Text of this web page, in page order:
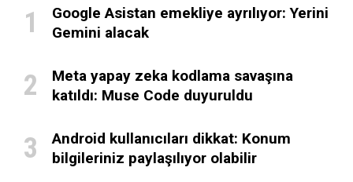
Google Asistan emekliye ayrılıyor: Yerini
Gemini alacak
Meta yapay zeka kodlama savaşına
katıldı: Muse Code duyuruldu
Android kullanıcıları dikkat: Konum
bilgileriniz paylaşılıyor olabilir